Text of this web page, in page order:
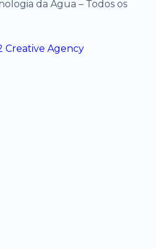
da Água – Todos os
Creative Agency